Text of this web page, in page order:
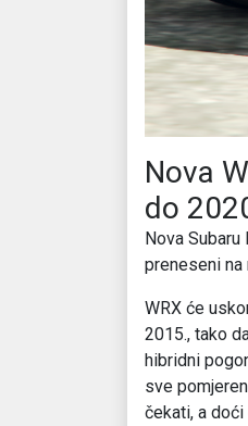
Nova
do
Nova
preneseni na
WRX će
2015., tako
hibridni
sve
čekati, a